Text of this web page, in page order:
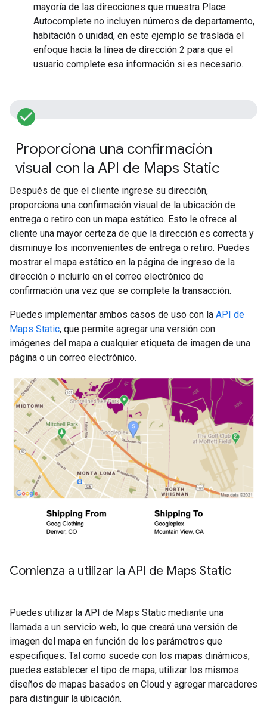
mayoría de las direcciones que muestra Place
Autocomplete no incluyen números de departamento,
habitación o unidad, en este ejemplo se traslada el
enfoque hacia la línea de dirección 2 para que el
usuario complete esa información si es necesario.
check_circle_filled
Proporciona una confirmación
visual con la API de Maps Static
Después de que el cliente ingrese su dirección,
proporciona una confirmación visual de la ubicación de
entrega o retiro con un mapa estático. Esto le ofrece al
cliente una mayor certeza de que la dirección es correcta y
disminuye los inconvenientes de entrega o retiro. Puedes
mostrar el mapa estático en la página de ingreso de la
dirección o incluirlo en el correo electrónico de
confirmación una vez que se complete la transacción.
Puedes implementar ambos casos de uso con la API de
Maps Static, que permite agregar una versión con
imágenes del mapa a cualquier etiqueta de imagen de una
página o un correo electrónico.
Comienza a utilizar la API de Maps Static
Puedes utilizar la API de Maps Static mediante una
llamada a un servicio web, lo que creará una versión de
imagen del mapa en función de los parámetros que
especifiques. Tal como sucede con los mapas dinámicos,
puedes establecer el tipo de mapa, utilizar los mismos
diseños de mapas basados en Cloud y agregar marcadores
para distinguir la ubicación.